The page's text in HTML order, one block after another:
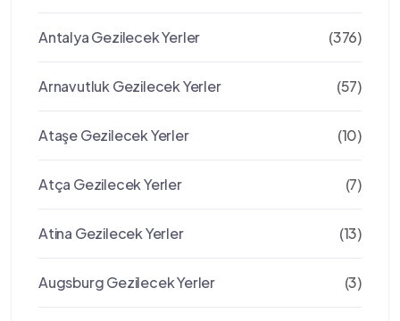
Antalya Gezilecek Yerler (376)
Arnavutluk Gezilecek Yerler (57)
Ataşe Gezilecek Yerler (10)
Atça Gezilecek Yerler (7)
Atina Gezilecek Yerler (13)
Augsburg Gezilecek Yerler (3)